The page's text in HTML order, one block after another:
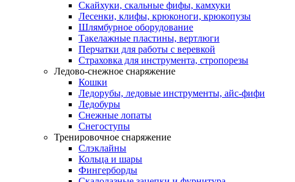
Скайхуки, скальные фифы, камхуки
Лесенки, клифы, крюконоги, крюкопузы
Шлямбурное оборудование
Такелажные пластины, вертлюги
Перчатки для работы с веревкой
Страховка для инструмента, стропорезы
Ледово-снежное снаряжение
Кошки
Ледорубы, ледовые инструменты, айс-фифи
Ледобуры
Снежные лопаты
Снегоступы
Тренировочное снаряжение
Слэклайны
Кольца и шары
Фингерборды